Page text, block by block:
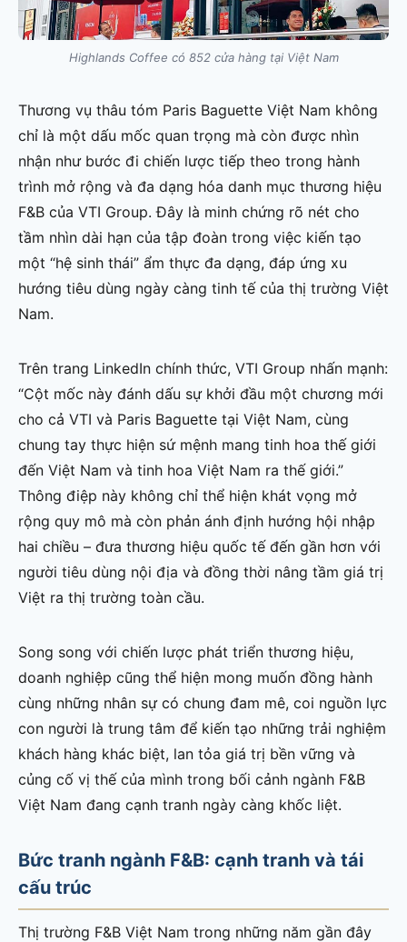
Highlands Coffee có 852 cửa hàng tại Việt Nam
Thương vụ thâu tóm Paris Baguette Việt Nam không
chỉ là một dấu mốc quan trọng mà còn được nhìn
nhận như bước đi chiến lược tiếp theo trong hành
trình mở rộng và đa dạng hóa danh mục thương hiệu
F&B của VTI Group. Đây là minh chứng rõ nét cho
tầm nhìn dài hạn của tập đoàn trong việc kiến tạo
một “hệ sinh thái” ẩm thực đa dạng, đáp ứng xu
hướng tiêu dùng ngày càng tinh tế của thị trường Việt
Nam.
Trên trang LinkedIn chính thức, VTI Group nhấn mạnh:
“Cột mốc này đánh dấu sự khởi đầu một chương mới
cho cả VTI và Paris Baguette tại Việt Nam, cùng
chung tay thực hiện sứ mệnh mang tinh hoa thế giới
đến Việt Nam và tinh hoa Việt Nam ra thế giới.”
Thông điệp này không chỉ thể hiện khát vọng mở
rộng quy mô mà còn phản ánh định hướng hội nhập
hai chiều – đưa thương hiệu quốc tế đến gần hơn với
người tiêu dùng nội địa và đồng thời nâng tầm giá trị
Việt ra thị trường toàn cầu.
Song song với chiến lược phát triển thương hiệu,
doanh nghiệp cũng thể hiện mong muốn đồng hành
cùng những nhân sự có chung đam mê, coi nguồn lực
con người là trung tâm để kiến tạo những trải nghiệm
khách hàng khác biệt, lan tỏa giá trị bền vững và
củng cố vị thế của mình trong bối cảnh ngành F&B
Việt Nam đang cạnh tranh ngày càng khốc liệt.
Bức tranh ngành F&B: cạnh tranh và tái
cấu trúc
Thị trường F&B Việt Nam trong những năm gần đây